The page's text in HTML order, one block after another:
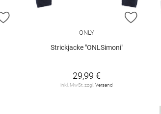
ZUR WUNSCHLISTE HINZUFÜGEN
ONLY
Strickjacke "ONLSimoni"
29,99 €
inkl. MwSt. zzgl.Versand